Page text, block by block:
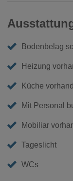
Bodenbelag
Heizung
Küche
Mit Personal
Mobiliar
Tageslicht
WCs